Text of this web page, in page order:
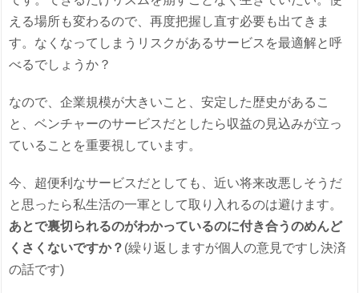
える場所も変わるので、再度把握し直す必要も出てきま
す。なくなってしまうリスクがあるサービスを最適解と呼
べるでしょうか？
なので、企業規模が大きいこと、安定した歴史があるこ
と、ベンチャーのサービスだとしたら収益の見込みが立っ
ていることを重要視しています。
今、超便利なサービスだとしても、近い将来改悪しそうだ
と思ったら私生活の一軍として取り入れるのは避けます。
あとで裏切られるのがわかっているのに付き合うのめんど
くさくないですか？ (繰り返しますが個人の意見ですし決済
の話です)